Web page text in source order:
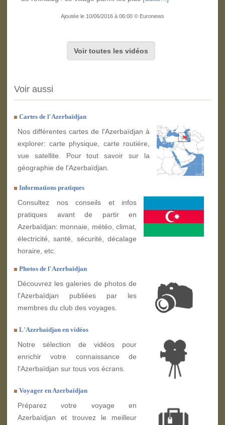
Ajoutée le 10/06/2016 à 06:00 © Euronews
Voir toutes les vidéos
Voir aussi
Cartes de l'Azerbaïdjan
Nos différentes cartes de l'Azerbaïdjan à
explorer: carte physique, carte routière,
vue satellite. Pour tout savoir sur la
géographie de l'Azerbaïdjan.
Informations pratiques
Consultez nos conseils et infos
pratiques avant de partir en
Azerbaïdjan: monnaie, météo, climat,
électricité, santé, sécurité, décalage
horaire, etc.
Photos de l'Azerbaïdjan
Découvrez les galeries de photos de
l'Azerbaïdjan publiées par les
membres du club des voyages.
L'Azerbaïdjan en vidéos
Notre sélection de vidéos pour
enrichir votre connaissance de
l'Azerbaïdjan sur tous vos écrans.
Voyager en Azerbaïdjan
Préparez votre voyage en
Azerbaïdjan et trouvez le meilleur